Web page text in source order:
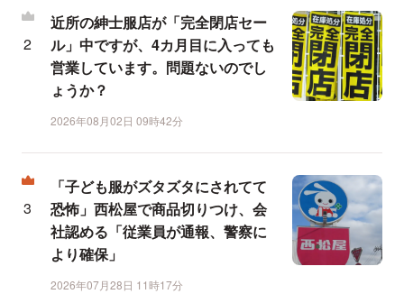
近所の紳士服店が「完全閉店セー
ル」中ですが、4カ月目に入っても
営業しています。問題ないのでし
ょうか？
2026年08月02日 09時42分
「子ども服がズタズタにされてて
恐怖」西松屋で商品切りつけ、会
社認める「従業員が通報、警察に
より確保」
2026年07月28日 11時17分